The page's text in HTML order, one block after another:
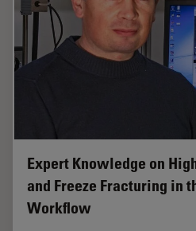
Expert Knowledge on
and Freeze Fracturing in
Workflow